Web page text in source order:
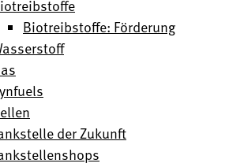
Biotreibstoffe: Förderung
der Zukunft